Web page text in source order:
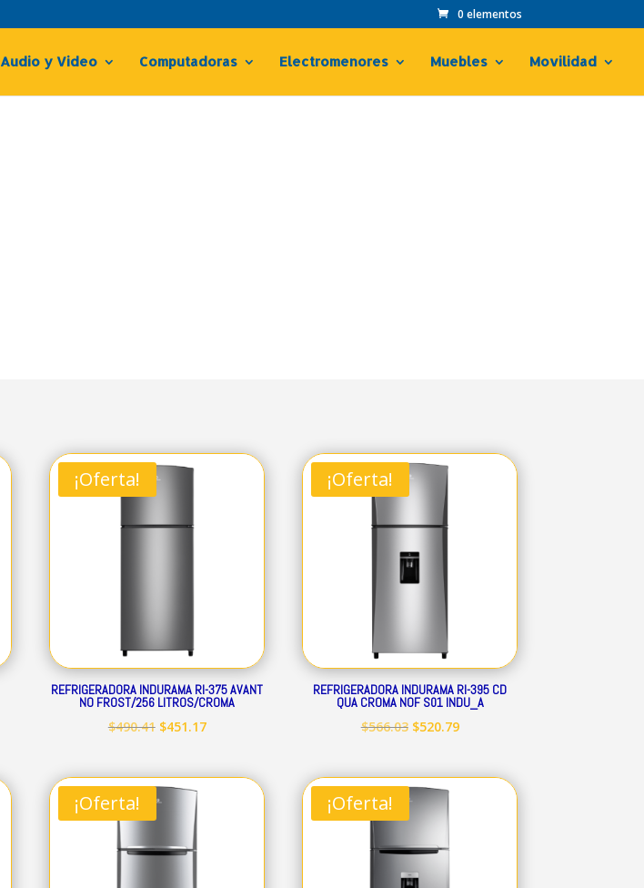
0 elementos
Audio y Video Computadoras Electromenores Muebles Movilidad
¡Oferta!
REFRIGERADORA INDURAMA RI-375 AVANT
NO FROST/256 LITROS/CROMA
$490.41 El
original
era:
$490.41.
$451.17El
actual
¡Oferta!
REFRIGERADORA INDURAMA RI-395 CD
QUA CROMA NOF S01 INDU_A
$566.03 El
original
era:
$566.03.
$520.79El
actual
¡Oferta! ¡Oferta!